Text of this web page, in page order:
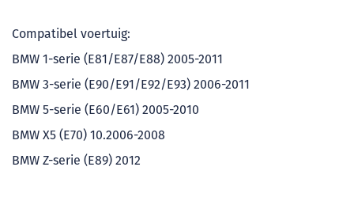
Compatibel voertuig:
BMW 1-serie (E81/E87/E88) 2005-2011
BMW 3-serie (E90/E91/E92/E93) 2006-2011
BMW 5-serie (E60/E61) 2005-2010
BMW X5 (E70) 10.2006-2008
BMW Z-serie (E89) 2012